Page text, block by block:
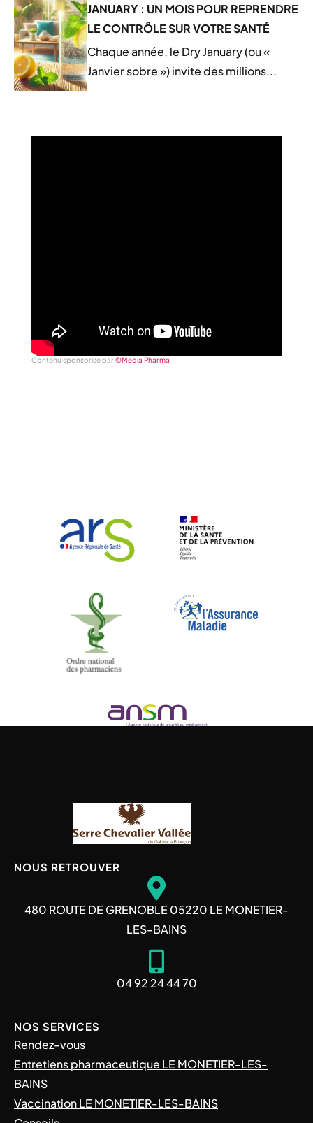
JANUARY : UN MOIS POUR REPRENDRE
LE CONTRÔLE SUR VOTRE SANTÉ
Chaque année, le Dry January (ou «
Janvier sobre ») invite des millions...
Contenu sponsorisé par ©Media Pharma
NOUS RETROUVER
480 ROUTE DE GRENOBLE 05220 LE MONETIER-
LES-BAINS
04 92 24 44 70
NOS SERVICES
Rendez-vous
Entretiens pharmaceutique LE MONETIER-LES-
BAINS
Vaccination LE MONETIER-LES-BAINS